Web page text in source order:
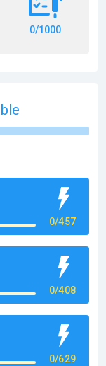
0/1000
0/457
0/408
0/629